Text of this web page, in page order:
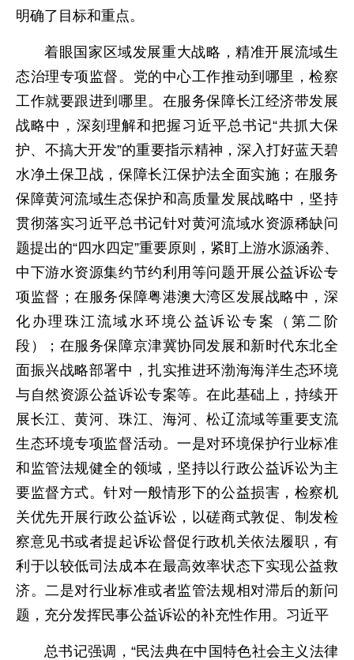
明确了目标和重点。
着眼国家区域发展重大战略，精准开展流域生
态治理专项监督。党的中心工作推动到哪里，检察
工作就要跟进到哪里。在服务保障长江经济带发展
战略中，深刻理解和把握习近平总书记“共抓大保
护、不搞大开发”的重要指示精神，深入打好蓝天碧
水净土保卫战，保障长江保护法全面实施；在服务
保障黄河流域生态保护和高质量发展战略中，坚持
贯彻落实习近平总书记针对黄河流域水资源稀缺问
题提出的“四水四定”重要原则，紧盯上游水源涵养、
中下游水资源集约节约利用等问题开展公益诉讼专
项监督；在服务保障粤港澳大湾区发展战略中，深
化办理珠江流域水环境公益诉讼专案（第二阶
段）；在服务保障京津冀协同发展和新时代东北全
面振兴战略部署中，扎实推进环渤海海洋生态环境
与自然资源公益诉讼专案等。在此基础上，持续开
展长江、黄河、珠江、海河、松辽流域等重要支流
生态环境专项监督活动。一是对环境保护行业标准
和监管法规健全的领域，坚持以行政公益诉讼为主
要监督方式。针对一般情形下的公益损害，检察机
关优先开展行政公益诉讼，以磋商式敦促、制发检
察意见书或者提起诉讼督促行政机关依法履职，有
利于以较低司法成本在最高效率状态下实现公益救
济。二是对行业标准或者监管法规相对滞后的新问
题，充分发挥民事公益诉讼的补充性作用。习近平
总书记强调，“民法典在中国特色社会主义法律